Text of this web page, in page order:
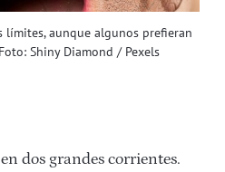
aunque algunos prefieran
Shiny Diamond / Pexels
dos grandes corrientes.